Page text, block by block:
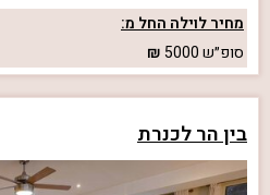
מחיר לוילה החל מ:
סופ״ש5000
בין הר לכנרת